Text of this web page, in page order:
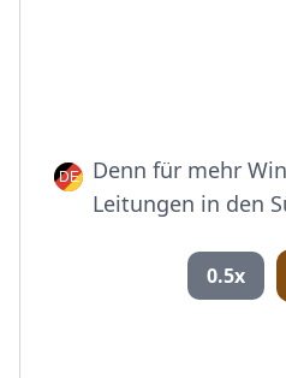
Denn für mehr
Leitungen in den
0.5x